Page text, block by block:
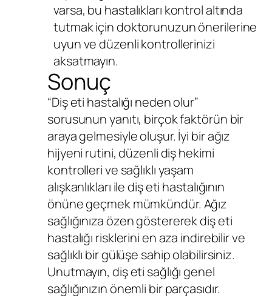
varsa, bu hastalıkları kontrol altında
tutmak için doktorunuzun önerilerine
uyun ve düzenli kontrollerinizi
aksatmayın.
Sonuç
“Diş eti hastalığı neden olur”
sorusunun yanıtı, birçok faktörün bir
araya gelmesiyle oluşur. İyi bir ağız
hijyeni rutini, düzenli diş hekimi
kontrolleri ve sağlıklı yaşam
alışkanlıkları ile diş eti hastalığının
önüne geçmek mümkündür. Ağız
sağlığınıza özen göstererek diş eti
hastalığı risklerini en aza indirebilir ve
sağlıklı bir gülüşe sahip olabilirsiniz.
Unutmayın, diş eti sağlığı genel
sağlığınızın önemli bir parçasıdır.